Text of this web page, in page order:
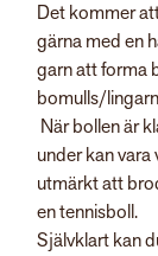
Det kommer
gärna med en
garn att forma
bomulls/
När bollen är
under kan
utmärkt att
en tennisboll.
Självklart kan